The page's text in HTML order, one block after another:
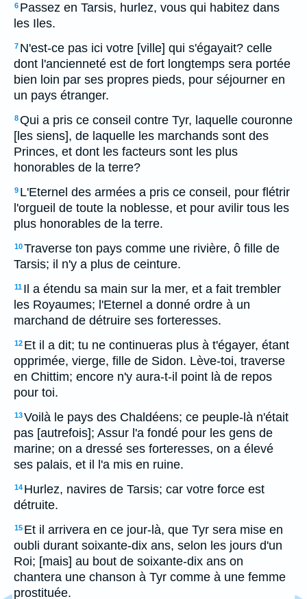
6 Passez en Tarsis, hurlez, vous qui habitez dans
les Iles.
7 N'est-ce pas ici votre [ville] qui s'égayait? celle
dont l'ancienneté est de fort longtemps sera portée
bien loin par ses propres pieds, pour séjourner en
un pays étranger.
8Qui a pris ce conseil contre Tyr, laquelle couronne
[les siens], de laquelle les marchands sont des
Princes, et dont les facteurs sont les plus
honorables de la terre?
9 L'Eternel des armées a pris ce conseil, pour flétrir
l'orgueil de toute la noblesse, et pour avilir tous les
plus honorables de la terre.
10Traverse ton pays comme une rivière, ô fille de
Tarsis; il n'y a plus de ceinture.
11 Il a étendu sa main sur la mer, et a fait trembler
les Royaumes; l'Eternel a donné ordre à un
marchand de détruire ses forteresses.
12 Et il a dit; tu ne continueras plus à t'égayer, étant
opprimée, vierge, fille de Sidon. Lève-toi, traverse
en Chittim; encore n'y aura-t-il point là de repos
pour toi.
13Voilà le pays des Chaldéens; ce peuple-là n'était
pas [autrefois]; Assur l'a fondé pour les gens de
marine; on a dressé ses forteresses, on a élevé
ses palais, et il l'a mis en ruine.
14 Hurlez, navires de Tarsis; car votre force est
détruite.
15 Et il arrivera en ce jour-là, que Tyr sera mise en
oubli durant soixante-dix ans, selon les jours d'un
Roi; [mais] au bout de soixante-dix ans on
chantera une chanson à Tyr comme à une femme
prostituée.